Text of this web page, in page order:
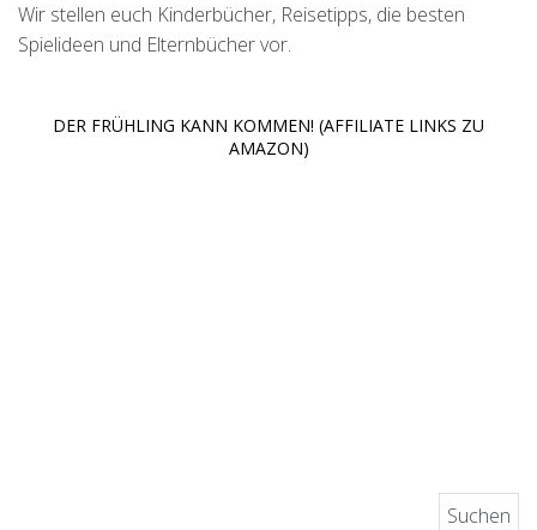
Wir stellen euch Kinderbücher, Reisetipps, die besten
Spielideen und Elternbücher vor.
DER FRÜHLING KANN KOMMEN! (AFFILIATE LINKS ZU
AMAZON)